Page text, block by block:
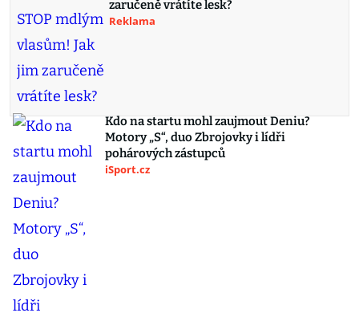
zaručeně vrátíte lesk?
Reklama
Kdo na startu mohl zaujmout Deniu?
Motory „S“, duo Zbrojovky i lídři
pohárových zástupců
iSport.cz